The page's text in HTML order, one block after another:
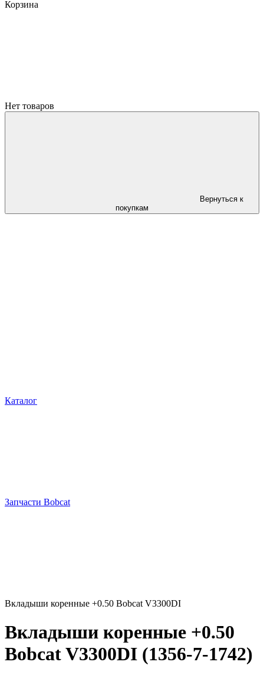
Корзина
Нет товаров
Вернуться к
покупкам
Каталог
Запчасти Bobcat
Вкладыши коренные +0.50 Bobcat V3300DI
Вкладыши коренные +0.50
Bobcat V3300DI (1356-7-1742)